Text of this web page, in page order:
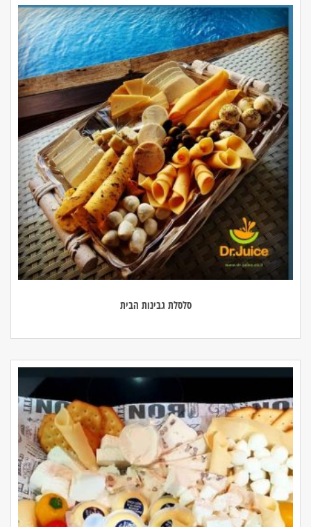
סלסלת גבינות הבית